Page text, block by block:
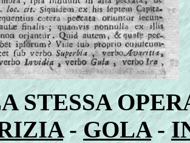
STESSA
-GOLA-